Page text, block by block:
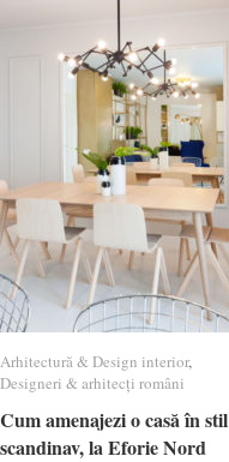
Arhitectură & Design interior,
Designeri & arhitecți români
Cum amenajezi o casă în stil
scandinav, la Eforie Nord
Arhitectură & Design interior
Designeri & arhitecți români
Cum amenajezi o casă în stil
scandinav, la Eforie Nord